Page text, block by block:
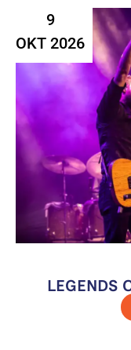
9
OKT 2026
LEGENDS